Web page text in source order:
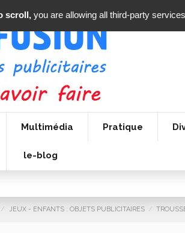
Multimédia Pratique
le-blog
JEUX - ENFANTS : OBJETS PUBLICITAIRES
scroll,you are allowing all third-party services